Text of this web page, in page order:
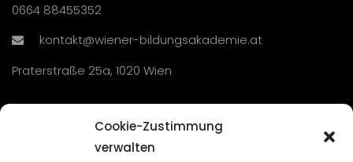
Cookie-Zustimmung
verwalten
0664 88455352
kontakt@wiener-bildungsakademie.at
Praterstraße 25a, 1020 Wien